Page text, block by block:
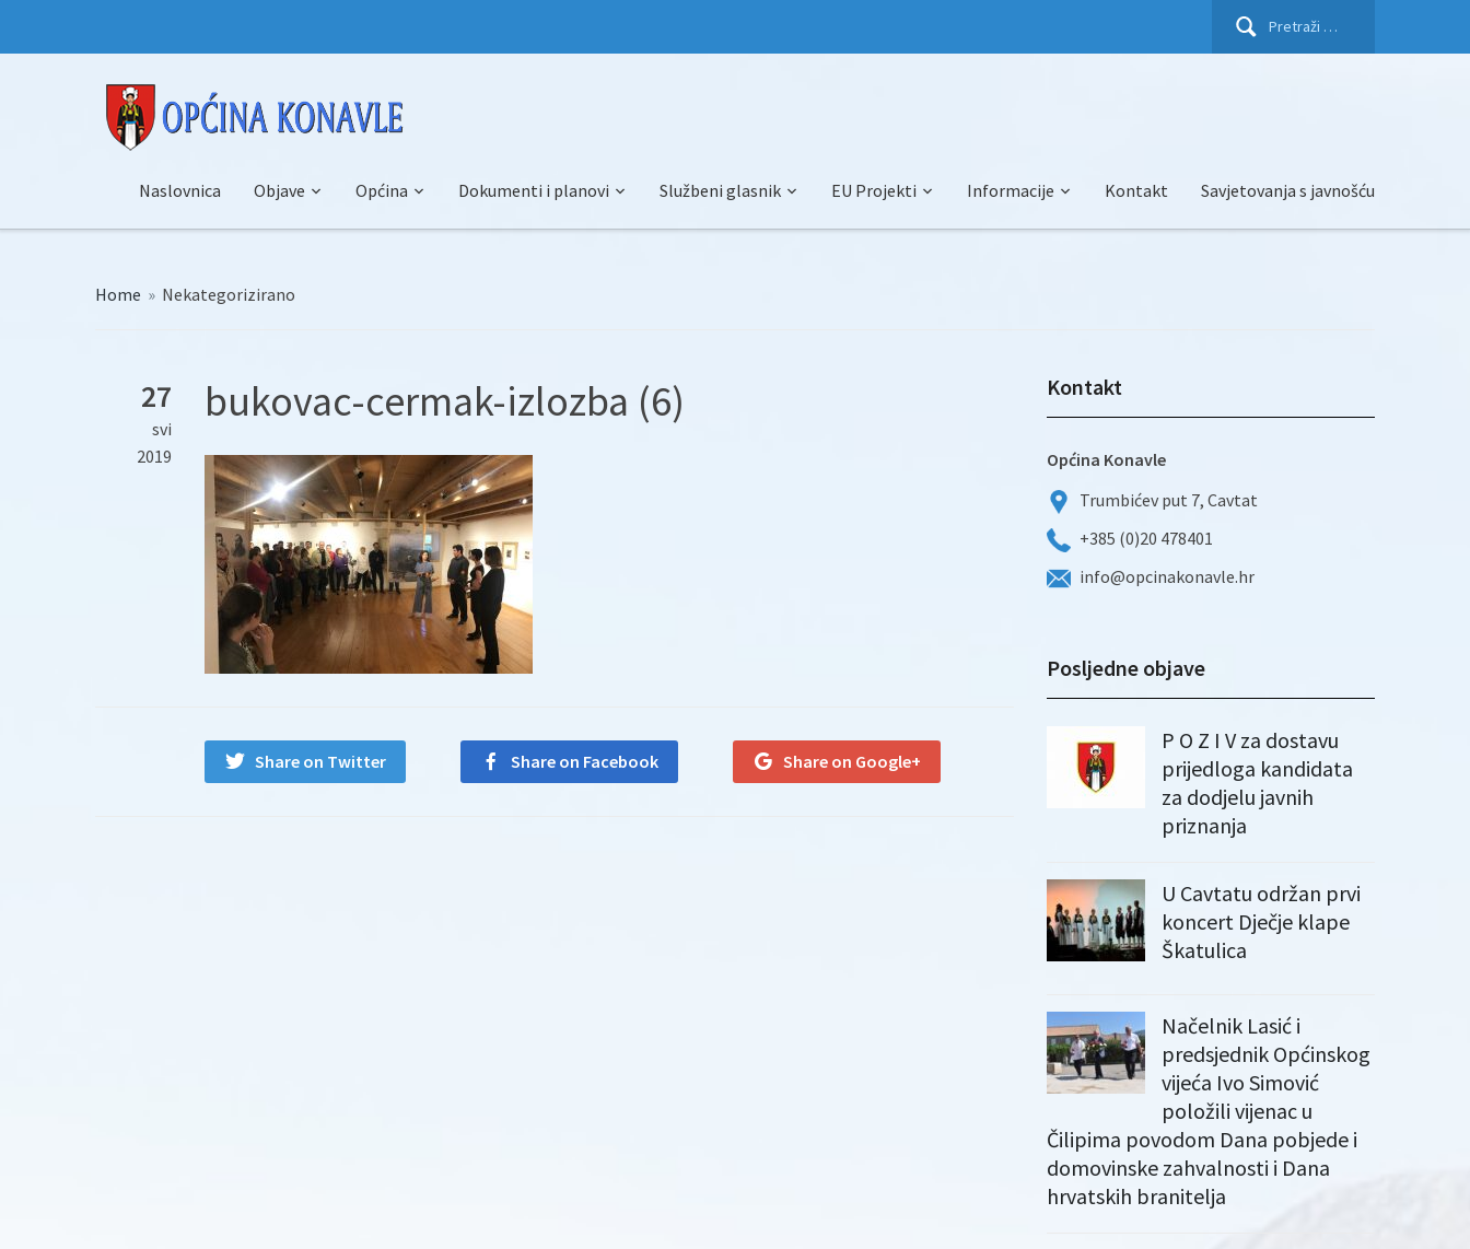
Pretraži:
Naslovnica Objave Općina Dokumenti i planovi Službeni glasnik EU Projekti Informacije Kontakt Savjetovanja s javnošću
Home » Nekategorizirano
27
svi
2019
bukovac-cermak-izlozba (6)
Share on Twitter Share on Facebook Share on Google+
Kontakt
Općina Konavle
Trumbićev put 7, Cavtat
+385 (0)20 478401
info@opcinakonavle.hr
Posljedne objave
P O Z I V za dostavu
prijedloga kandidata
za dodjelu javnih
priznanja
U Cavtatu održan prvi
koncert Dječje klape
Škatulica
Načelnik Lasić i
predsjednik Općinskog
vijeća Ivo Simović
položili vijenac u
Čilipima povodom Dana pobjede i
domovinske zahvalnosti i Dana
hrvatskih branitelja